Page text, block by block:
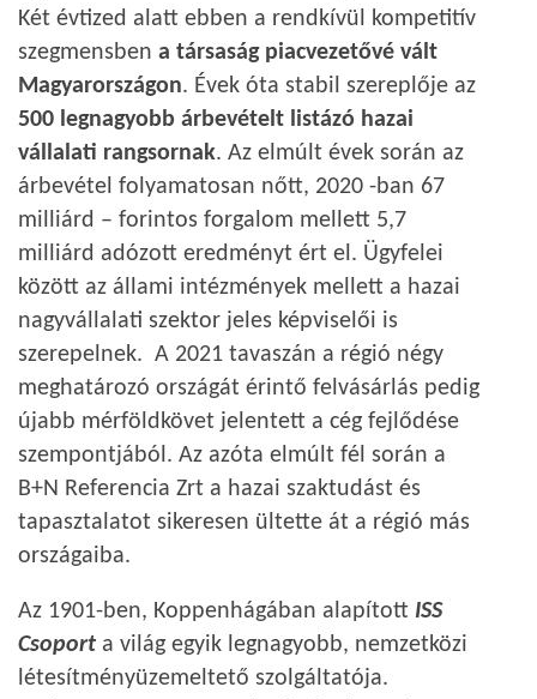
Két évtized alatt ebben a rendkívül kompetitív
szegmensben a társaság piacvezetővé vált
Magyarországon. Évek óta stabil szereplője az
500 legnagyobb árbevételt listázó hazai
vállalati rangsornak. Az elmúlt évek során az
árbevétel folyamatosan nőtt, 2020 -ban 67
milliárd – forintos forgalom mellett 5,7
milliárd adózott eredményt ért el. Ügyfelei
között az állami intézmények mellett a hazai
nagyvállalati szektor jeles képviselői is
szerepelnek. A 2021 tavaszán a régió négy
meghatározó országát érintő felvásárlás pedig
újabb mérföldkövet jelentett a cég fejlődése
szempontjából. Az azóta elmúlt fél során a
B+N Referencia Zrt a hazai szaktudást és
tapasztalatot sikeresen ültette át a régió más
országaiba.
Az 1901-ben, Koppenhágában alapított ISS
Csoport a világ egyik legnagyobb, nemzetközi
létesítményüzemeltető szolgáltatója.